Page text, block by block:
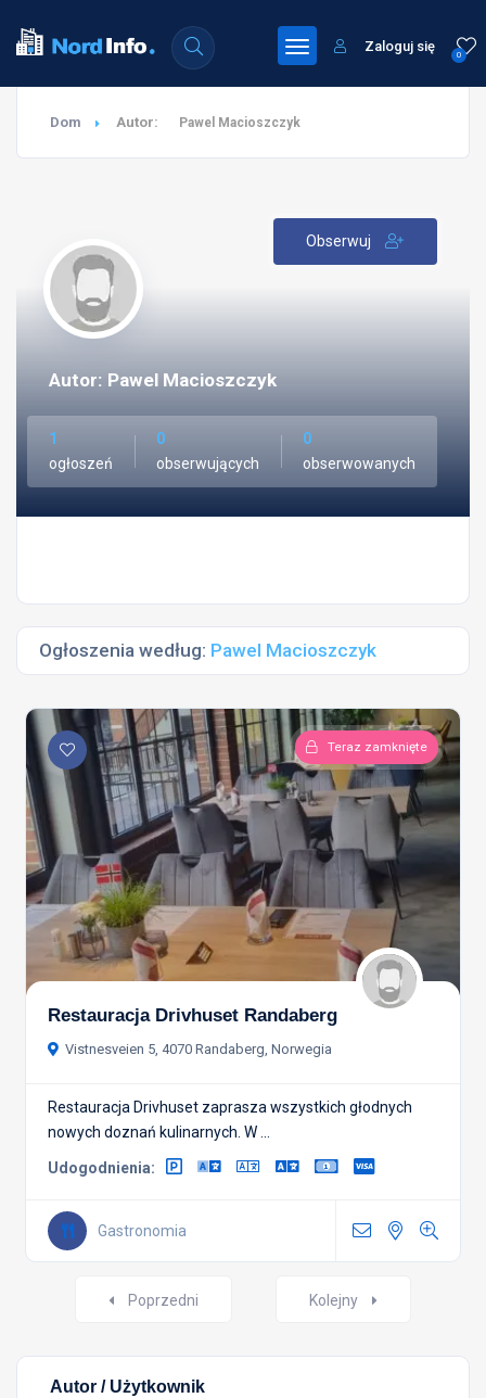
0
Zaloguj się
Dom Autor: Pawel Macioszczyk
Autor: Pawel Macioszczyk
1
ogłoszeń
0
obserwujących
0
obserwowanych
Obserwuj
Ogłoszenia według: Pawel Macioszczyk
Teraz zamknięte
Restauracja Drivhuset Randaberg
Vistnesveien 5, 4070 Randaberg, Norwegia
Restauracja Drivhuset zaprasza wszystkich głodnych
nowych doznań kulinarnych. W ...
Udogodnienia:
Gastronomia
NawigacjaPoprzedni Kolejny
Autor / Użytkownik